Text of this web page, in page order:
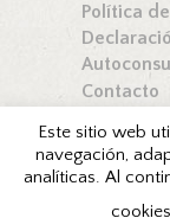
Política
Contacto
Copyright ©
derechos
Este sitio web
navegación,
analíticas. Al